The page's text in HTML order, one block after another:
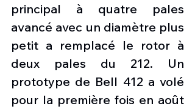
principal à quatre pales
avancé avec un diamètre plus
petit a remplacé le rotor à
deux pales du 212. Un
prototype de Bell 412 a volé
pour la première fois en août